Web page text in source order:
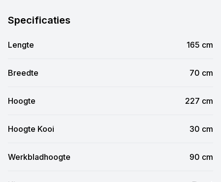
Specificaties
Lengte 165 cm
Breedte 70 cm
Hoogte 227 cm
Hoogte Kooi 30 cm
Werkbladhoogte 90 cm